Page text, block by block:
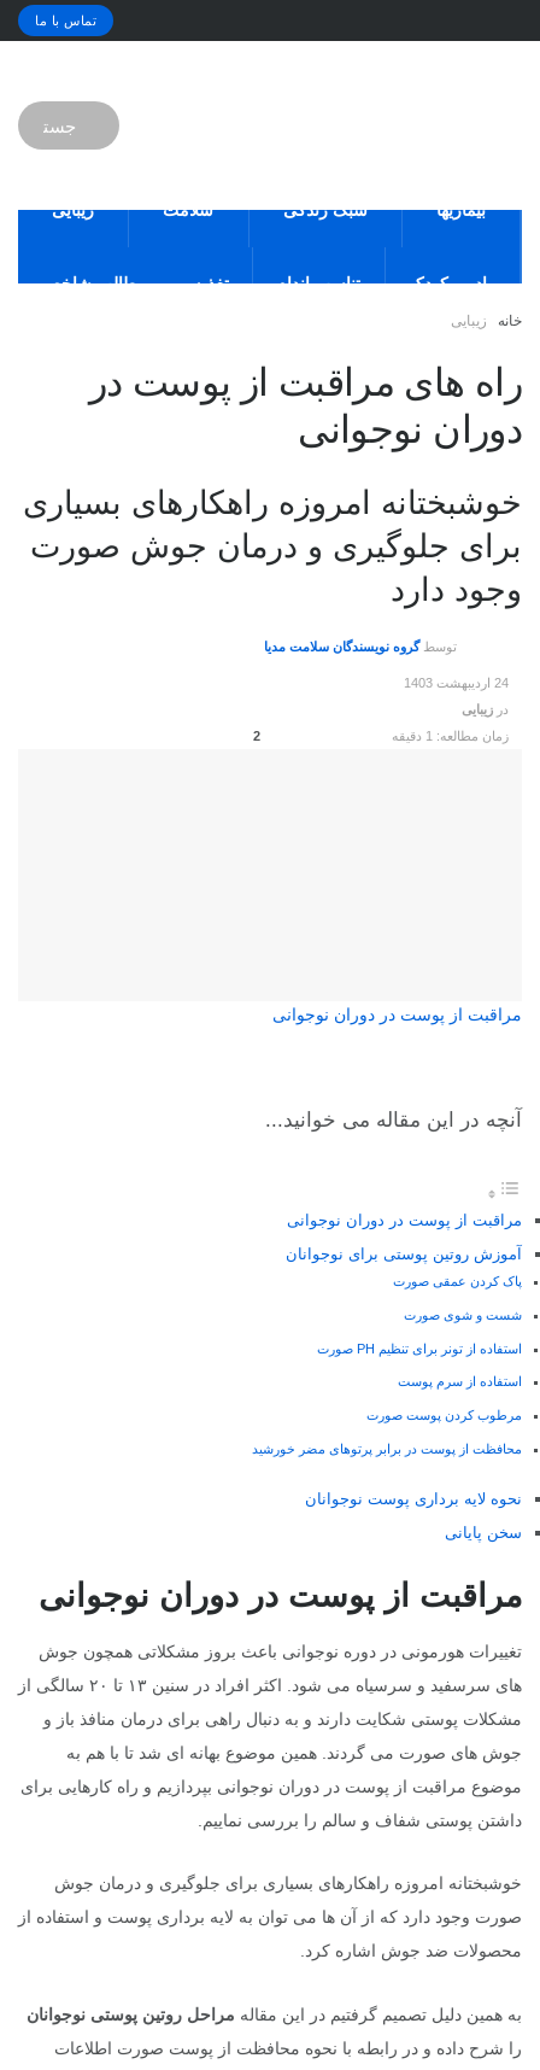
تماس با ما
بیماریها سبک زندگی سلامت زیبایی
مادر و کودک تناسب اندام تغذیه مطالب شاخص
خانه زیبایی
راه های مراقبت از پوست در
دوران نوجوانی
خوشبختانه امروزه راهکارهای بسیاری
برای جلوگیری و درمان جوش صورت
وجود دارد
توسط گروه نویسندگان سلامت مدیا
24 اردیبهشت 1403
در زیبایی
زمان مطالعه: 1 دقیقه
2
مراقبت از پوست در دوران نوجوانی
آنچه در این مقاله می خوانید...
مراقبت از پوست در دوران نوجوانی
آموزش روتین پوستی برای نوجوانان
پاک کردن عمقی صورت
شست و شوی صورت
استفاده از تونر برای تنظیم PH صورت
استفاده از سرم پوست
مرطوب کردن پوست صورت
محافظت از پوست در برابر پرتوهای مضر خورشید
نحوه لایه برداری پوست نوجوانان
سخن پایانی
مراقبت از پوست در دوران نوجوانی
تغییرات هورمونی در دوره نوجوانی باعث بروز مشکلاتی همچون جوش
های سرسفید و سرسیاه می شود. اکثر افراد در سنین ۱۳ تا ۲۰ سالگی از
مشکلات پوستی شکایت دارند و به دنبال راهی برای درمان منافذ باز و
جوش های صورت می گردند. همین موضوع بهانه ای شد تا با هم به
موضوع مراقبت از پوست در دوران نوجوانی بپردازیم و راه کارهایی برای
داشتن پوستی شفاف و سالم را بررسی نماییم.
خوشبختانه امروزه راهکارهای بسیاری برای جلوگیری و درمان جوش
صورت وجود دارد که از آن ها می توان به لایه برداری پوست و استفاده از
محصولات ضد جوش اشاره کرد.
به همین دلیل تصمیم گرفتیم در این مقاله مراحل روتین پوستی نوجوانان
را شرح داده و در رابطه با نحوه محافظت از پوست صورت اطلاعات